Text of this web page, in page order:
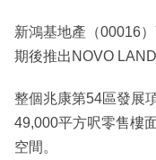
新鴻基地產（00016
期後推出NOVO
整個兆康第54區發展
49,000平方呎零售樓
空間。